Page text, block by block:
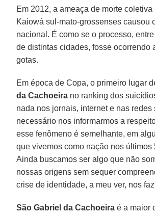
Em 2012, a ameaça de morte coletiva
Kaiowá sul-mato-grossenses causou
nacional. É como se o processo,
de distintas cidades, fosse ocorrendo
gotas.
Em época de Copa, o primeiro lugar
da Cachoeira no ranking dos
nada nos jornais, internet e nas redes
necessário nos informarmos a
esse fenômeno é semelhante, em
que vivemos como nação nos últimos
Ainda buscamos ser algo que não
nossas origens sem sequer
crise de identidade, a meu ver, nos
São Gabriel da Cachoeira é a maior